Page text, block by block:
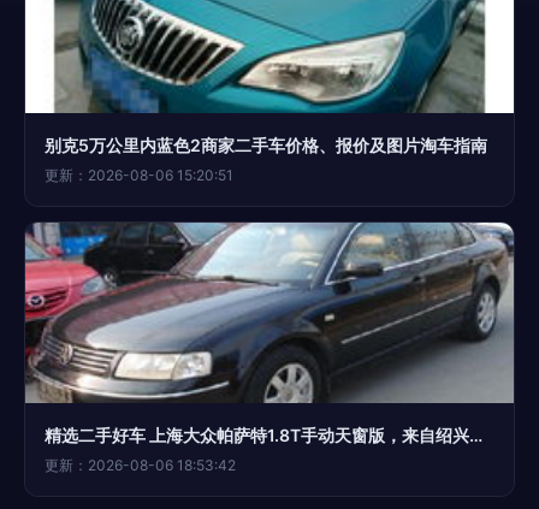
别克5万公里内蓝色2商家二手车价格、报价及图片淘车指南
更新：2026-08-06 15:20:51
精选二手好车 上海大众帕萨特1.8T手动天窗版，来自绍兴友人精品二手车置换公司
更新：2026-08-06 18:53:42